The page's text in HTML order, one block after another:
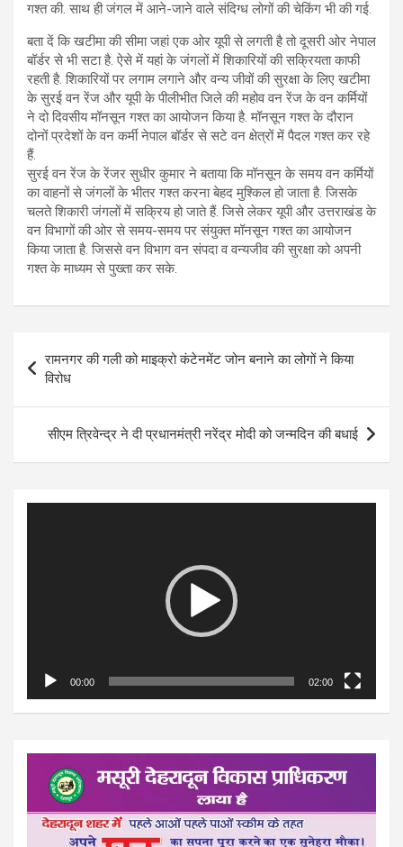
गश्त की. साथ ही जंगल में आने-जाने वाले संदिग्ध लोगों की चेकिंग भी की गई.
बता दें कि खटीमा की सीमा जहां एक ओर यूपी से लगती है तो दूसरी ओर नेपाल
बॉर्डर से भी सटा है. ऐसे में यहां के जंगलों में शिकारियों की सक्रियता काफी
रहती है. शिकारियों पर लगाम लगाने और वन्य जीवों की सुरक्षा के लिए खटीमा
के सुरई वन रेंज और यूपी के पीलीभीत जिले की महोव वन रेंज के वन कर्मियों
ने दो दिवसीय मॉनसून गश्त का आयोजन किया है. मॉनसून गश्त के दौरान
दोनों प्रदेशों के वन कर्मी नेपाल बॉर्डर से सटे वन क्षेत्रों में पैदल गश्त कर रहे
हैं.
सुरई वन रेंज के रेंजर सुधीर कुमार ने बताया कि मॉनसून के समय वन कर्मियों
का वाहनों से जंगलों के भीतर गश्त करना बेहद मुश्किल हो जाता है. जिसके
चलते शिकारी जंगलों में सक्रिय हो जाते हैं. जिसे लेकर यूपी और उत्तराखंड के
वन विभागों की ओर से समय-समय पर संयुक्त मॉनसून गश्त का आयोजन
किया जाता है. जिससे वन विभाग वन संपदा व वन्यजीव की सुरक्षा को अपनी
गश्त के माध्यम से पुख्ता कर सके.
navigation
रामनगर की गली को माइक्रो कंटेनमेंट जोन बनाने का लोगों ने किया
विरोध
सीएम त्रिवेन्द्र ने दी प्रधानमंत्री नरेंद्र मोदी को जन्मदिन की बधाई
00:00 02:00